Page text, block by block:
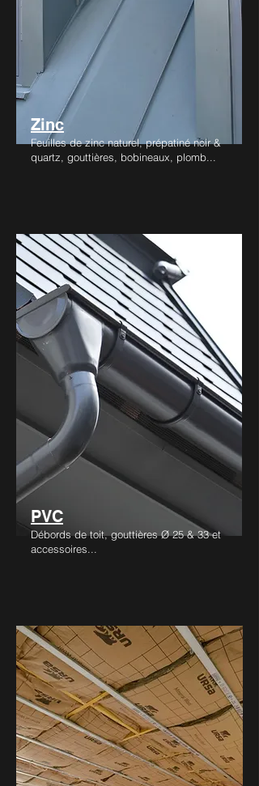
Zinc
Feuilles de zinc naturel, prépatiné noir &
quartz, gouttières, bobineaux, plomb...
PVC
Débords de toit, gouttières Ø 25 & 33 et
accessoires...